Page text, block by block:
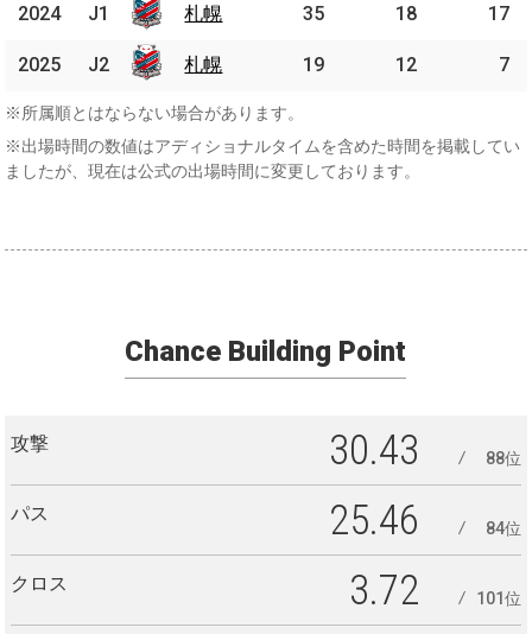
2024 札幌 35 18 17
2025 札幌 19 12 7
2024 J1 札幌
2025 J2 札幌
※所属順とはならない場合があります。
※出場時間の数値はアディショナルタイムを含めた時間を掲載してい
ましたが、現在は公式の出場時間に変更しております。
Chance Building Point
攻撃 30.43 88位
パス 25.46 84位
クロス 3.72 101位